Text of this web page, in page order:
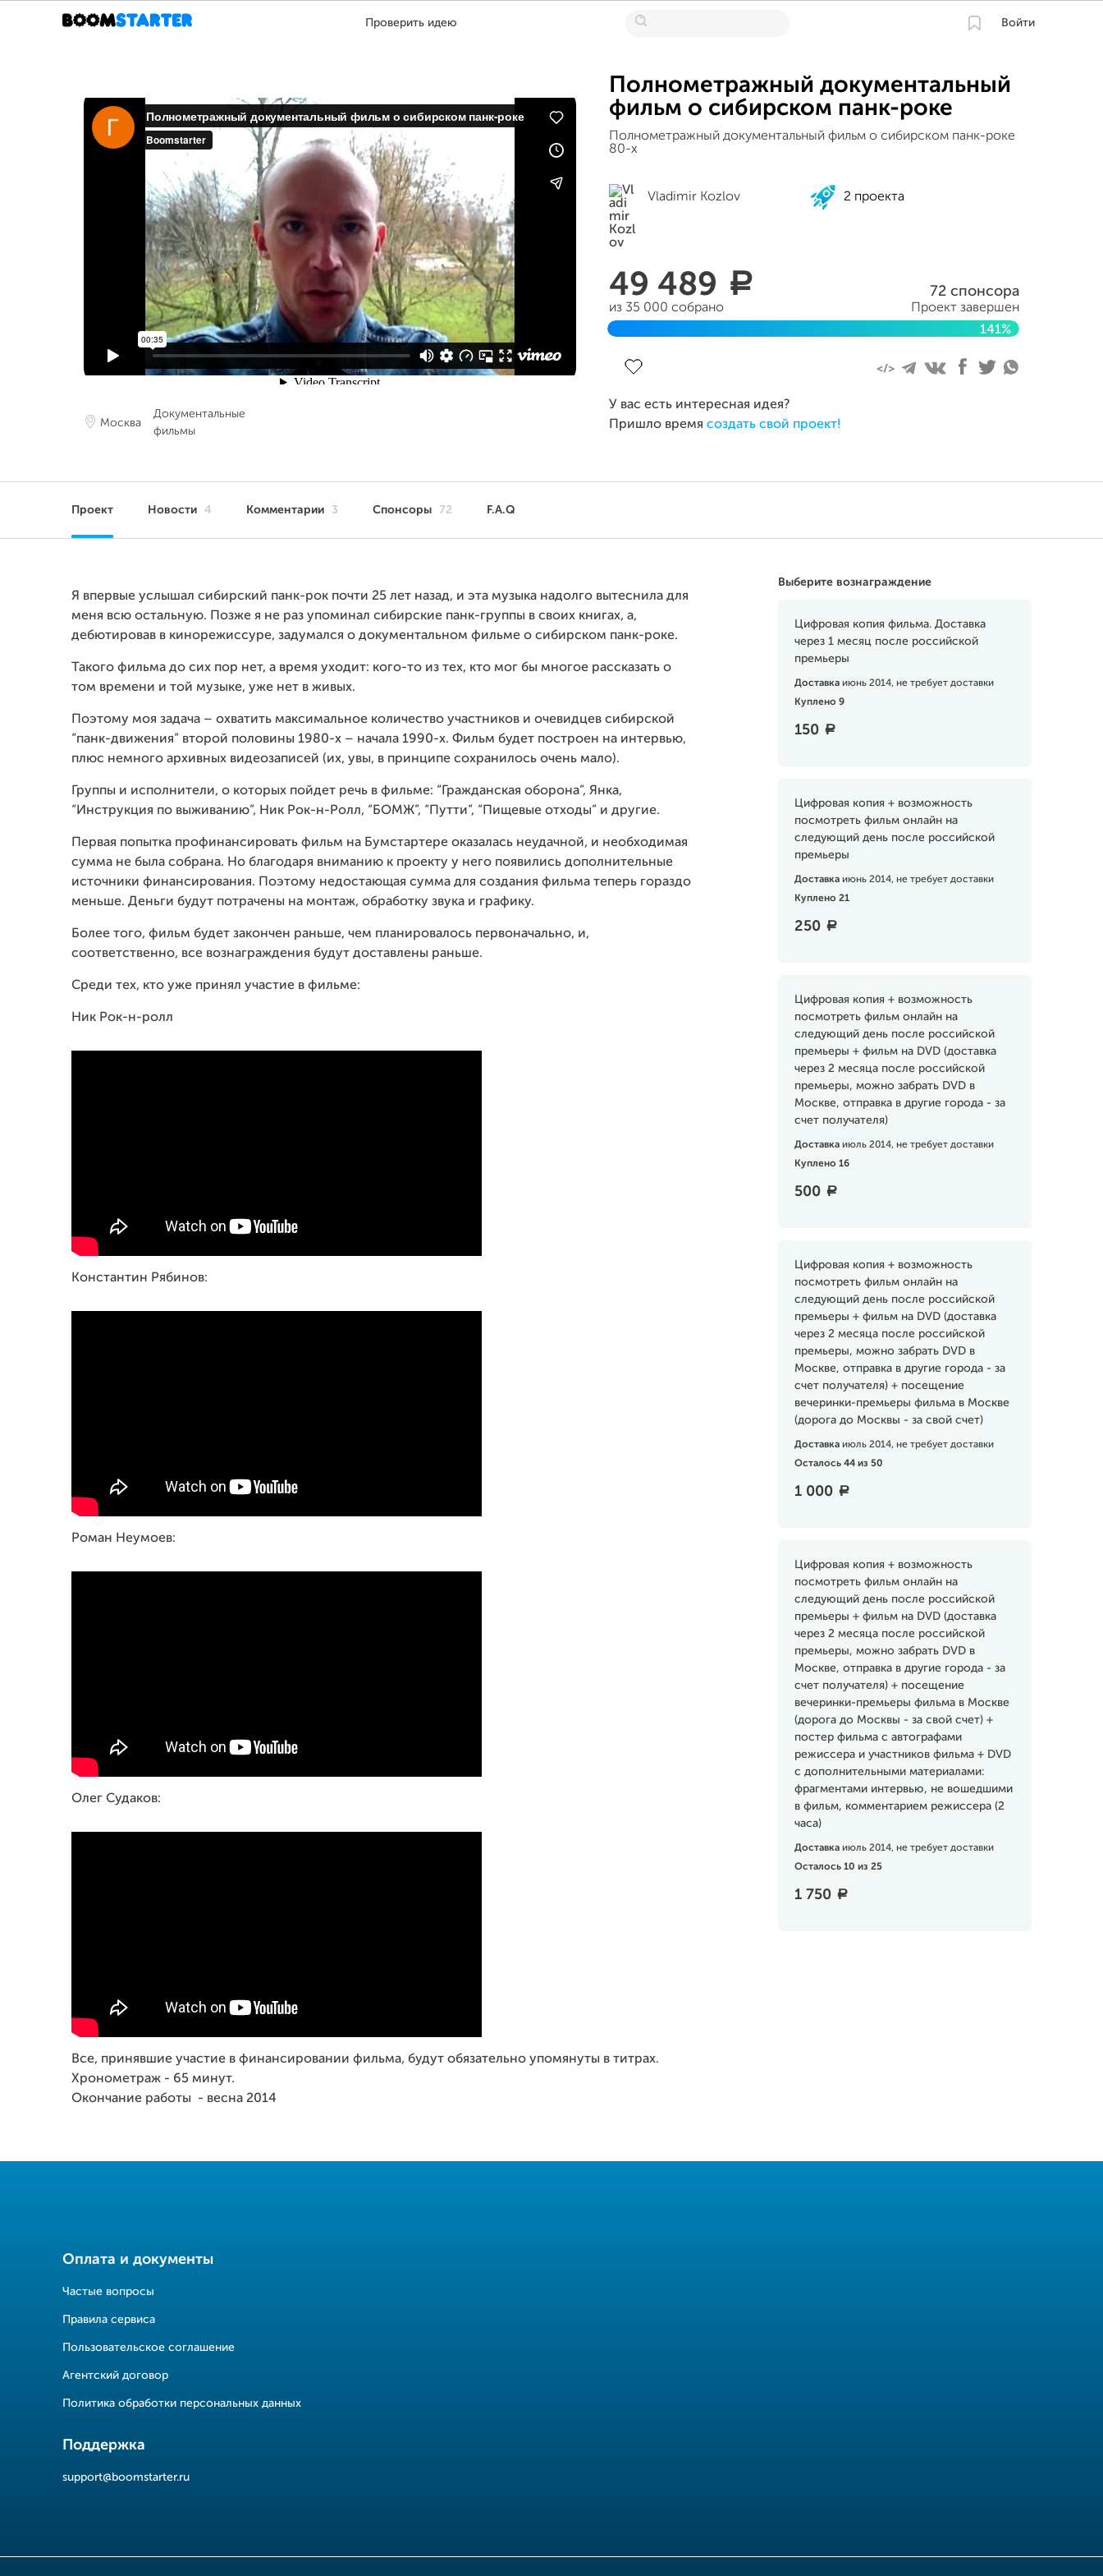
Проверить идею Войти
Москва
Документальные
фильмы
Полнометражный документальный
фильм о сибирском панк-роке
Полнометражный документальный фильм о сибирском панк-роке
80-х
Vladimir Kozlov 2 проекта
49 489 a
из 35 000 собрано
72 спонсора
Проект завершен
141%
У вас есть интересная идея?
Пришло время создать свой проект!
Проект Новости 4 Комментарии 3 Спонсоры 72 F.A.Q
Выберите вознаграждение
Цифровая копия фильма. Доставка
через 1 месяц после российской
премьеры
Доставка июнь 2014, не требует доставки
Куплено 9
150 a
Цифровая копия + возможность
посмотреть фильм онлайн на
следующий день после российской
премьеры
Доставка июнь 2014, не требует доставки
Куплено 21
250 a
Цифровая копия + возможность
посмотреть фильм онлайн на
следующий день после российской
премьеры + фильм на DVD (доставка
через 2 месяца после российской
премьеры, можно забрать DVD в
Москве, отправка в другие города - за
счет получателя)
Доставка июль 2014, не требует доставки
Куплено 16
500 a
Цифровая копия + возможность
посмотреть фильм онлайн на
следующий день после российской
премьеры + фильм на DVD (доставка
через 2 месяца после российской
премьеры, можно забрать DVD в
Москве, отправка в другие города - за
счет получателя) + посещение
вечеринки-премьеры фильма в Москве
(дорога до Москвы - за свой счет)
Доставка июль 2014, не требует доставки
Осталось 44 из 50
1 000 a
Цифровая копия + возможность
посмотреть фильм онлайн на
следующий день после российской
премьеры + фильм на DVD (доставка
через 2 месяца после российской
премьеры, можно забрать DVD в
Москве, отправка в другие города - за
счет получателя) + посещение
вечеринки-премьеры фильма в Москве
(дорога до Москвы - за свой счет) +
постер фильма с автографами
режиссера и участников фильма + DVD
с дополнительными материалами:
фрагментами интервью, не вошедшими
в фильм, комментарием режиссера (2
часа)
Доставка июль 2014, не требует доставки
Осталось 10 из 25
1 750 a
Я впервые услышал сибирский панк-рок почти 25 лет назад, и эта музыка надолго вытеснила для
меня всю остальную. Позже я не раз упоминал сибирские панк-группы в своих книгах, а,
дебютировав в кинорежиссуре, задумался о документальном фильме о сибирском панк-роке.
Такого фильма до сих пор нет, а время уходит: кого-то из тех, кто мог бы многое рассказать о
том времени и той музыке, уже нет в живых.
Поэтому моя задача – охватить максимальное количество участников и очевидцев сибирской
“панк-движения” второй половины 1980-х – начала 1990-х. Фильм будет построен на интервью,
плюс немного архивных видеозаписей (их, увы, в принципе сохранилось очень мало).
Группы и исполнители, о которых пойдет речь в фильме: “Гражданская оборона”, Янка,
“Инструкция по выживанию”, Ник Рок-н-Ролл, “БОМЖ”, “Путти”, “Пищевые отходы” и другие.
Первая попытка профинансировать фильм на Бумстартере оказалась неудачной, и необходимая
сумма не была собрана. Но благодаря вниманию к проекту у него появились дополнительные
источники финансирования. Поэтому недостающая сумма для создания фильма теперь гораздо
меньше. Деньги будут потрачены на монтаж, обработку звука и графику.
Более того, фильм будет закончен раньше, чем планировалось первоначально, и,
соответственно, все вознаграждения будут доставлены раньше.
Среди тех, кто уже принял участие в фильме:
Ник Рок-н-ролл
Константин Рябинов:
Роман Неумоев:
Олег Судаков:
Все, принявшие участие в финансировании фильма, будут обязательно упомянуты в титрах.
Хронометраж - 65 минут.
Окончание работы - весна 2014
Оплата и документы
Частые вопросы
Правила сервиса
Пользовательское соглашение
Агентский договор
Политика обработки персональных данных
Поддержка
support@boomstarter.ru